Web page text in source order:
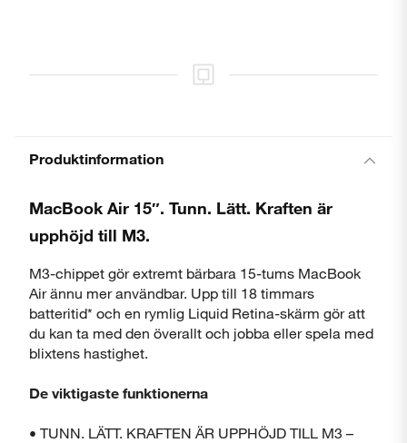
Produktinformation
MacBook Air 15″. Tunn. Lätt. Kraften är
upphöjd till M3.
M3-chippet gör extremt bärbara 15-tums MacBook
Air ännu mer användbar. Upp till 18 timmars
batteritid* och en rymlig Liquid Retina-skärm gör att
du kan ta med den överallt och jobba eller spela med
blixtens hastighet.
De viktigaste funktionerna
• TUNN. LÄTT. KRAFTEN ÄR UPPHÖJD TILL M3 –